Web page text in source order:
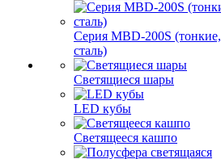
Серия MBD-200S (тонкие,
сталь)
Светящиеся шары
LED кубы
Светящееся кашпо